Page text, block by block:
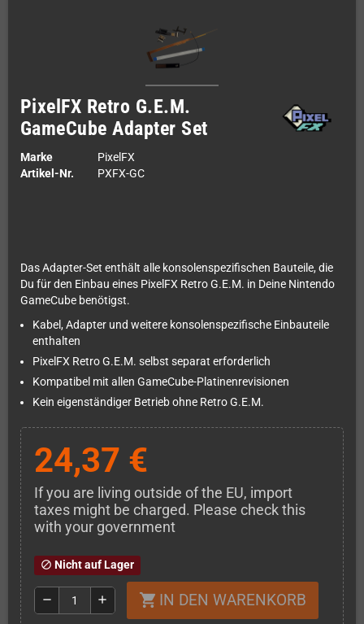
PixelFX Retro G.E.M.
GameCube Adapter Set
Marke
PixelFX
Artikel-Nr.
PXFX-GC
Das Adapter-Set enthält alle konsolenspezifischen Bauteile, die
Du für den Einbau eines PixelFX Retro G.E.M. in Deine Nintendo
GameCube benötigst.
Kabel, Adapter und weitere konsolenspezifische Einbauteile
enthalten
PixelFX Retro G.E.M. selbst separat erforderlich
Kompatibel mit allen GameCube-Platinenrevisionen
Kein eigenständiger Betrieb ohne Retro G.E.M.
24,37 €
If you are living outside of the EU, import
taxes might be charged. Please check this
with your government
block Nicht auf Lager
remove add shopping_cart IN DEN WARENKORB